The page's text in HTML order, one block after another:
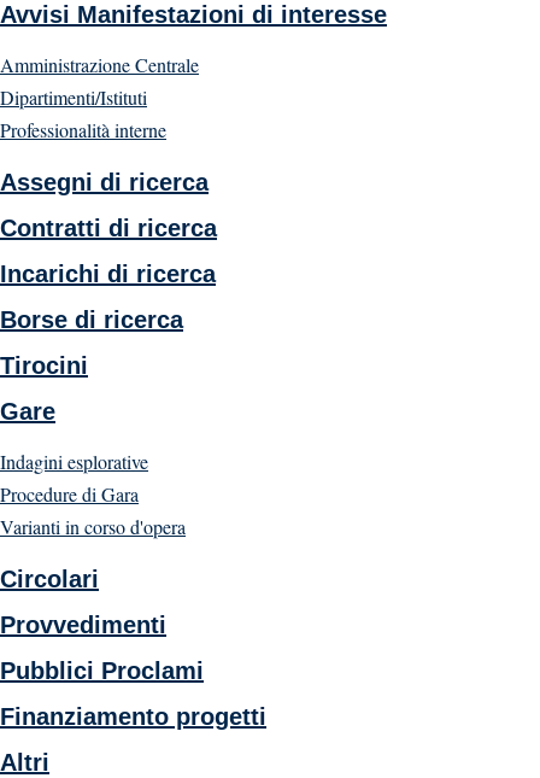
Avvisi Manifestazioni di interesse
Amministrazione Centrale
Dipartimenti/Istituti
Professionalità interne
Assegni di ricerca
Contratti di ricerca
Incarichi di ricerca
Borse di ricerca
Tirocini
Gare
Indagini esplorative
Procedure di Gara
Varianti in corso d'opera
Circolari
Provvedimenti
Pubblici Proclami
Finanziamento progetti
Altri